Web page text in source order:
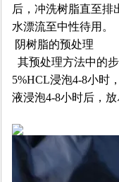
后，冲洗树脂直至排
水漂流至中性待用。
阴树脂的预处理
其预处理方法中的
5%HCL浸泡4-8小时
液浸泡4-8小时后，